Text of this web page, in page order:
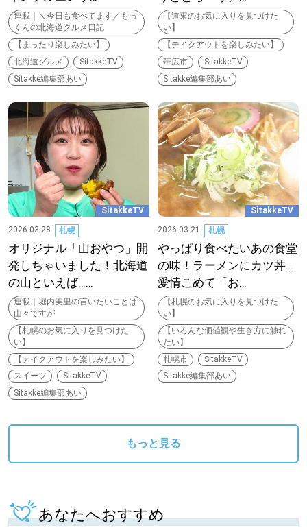
連載｜＼今日も食べてます／もっ
くんの北海道グルメ日記
【まったり楽しみたい】
北海道グルメ
SitakkeTV
Sitakke編集部あい
【道東のお気に入りを見つけた
い】
【テイクアウトを楽しみたい】
帯広市
SitakkeTV
Sitakke編集部あい
SitakkeTV
2026.03.28
札幌
オリジナル「山おやつ」開
発しちゃいました！北海道
の山といえば……
連載｜堀内美里の言いたいことは
山々ですが
【札幌のお気に入りを見つけた
い】
【テイクアウトを楽しみたい】
スイーツ
SitakkeTV
Sitakke編集部あい
SitakkeTV
2026.03.21
札幌
やっぱり食べたいあの食堂
の味！ラーメンにカツ丼…
愛情こめて「お…
【札幌のお気に入りを見つけた
い】
【いろんな価値観や生き方に触れ
たい】
札幌市
SitakkeTV
Sitakke編集部あい
もっと見る
あなたへおすすめ